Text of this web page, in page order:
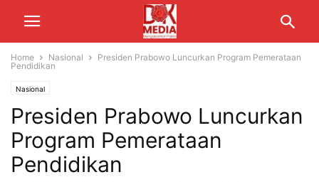
Home Nasional
Presiden Prabowo Luncurkan Program Pemerataan
Pendidikan
Nasional
Presiden Prabowo Luncurkan
Program Pemerataan
Pendidikan